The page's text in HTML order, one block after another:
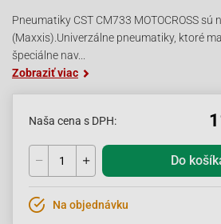
Pneumatiky CST CM733 MOTOCROSS sú
(Maxxis).Univerzálne pneumatiky, ktoré
špeciálne nav...
Zobraziť viac
Naša cena s DPH:
Do
Na objednávku